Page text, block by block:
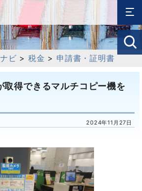
ビ >税金 > 申請書・証明書
取得できるマルチコピー機を
2024年11月27日